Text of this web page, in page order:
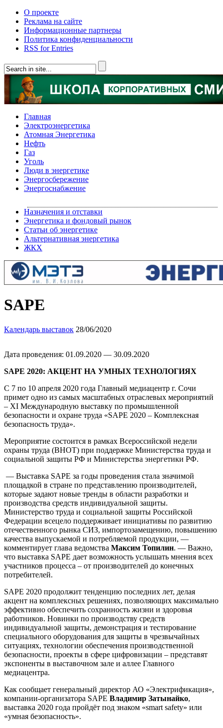
О проекте
Реклама на сайте
Информационные партнеры
Политика конфиденциальности
RSS for Entries
Главная
Электроэнергетика
Атомная Энергетика
Нефть
Газ
Уголь
Люди в энергетике
Энергосбережение
Энергоснабжение
Назначения и отставки
Энергетика и фондовый рынок
Статьи об энергетике
Альтернативная энергетика
ЖКХ
SAPE
Календарь выставок 28/06/2020
Дата проведения: 01.09.2020 — 30.09.2020
SAPE 2020: АКЦЕНТ НА УМНЫХ ТЕХНОЛОГИЯХ
С 7 по 10 апреля 2020 года Главный медиацентр г. Сочи
примет одно из самых масштабных отраслевых мероприятий
– XI Международную выставку по промышленной
безопасности и охране труда «SAPE 2020 – Комплексная
безопасность труда».
Мероприятие состоится в рамках Всероссийской недели
охраны труда (ВНОТ) при поддержке Министерства труда и
социальной защиты РФ и Министерства энергетики РФ.
— Выставка SAPE за годы проведения стала значимой
площадкой в стране по представлению производителей,
которые задают новые тренды в области разработки и
производства средств индивидуальной защиты.
Министерство труда и социальной защиты Российской
Федерации всецело поддерживает инициативы по развитию
отечественного рынка СИЗ, импортозамещению, повышению
качества выпускаемой и потребляемой продукции, —
комментирует глава ведомства Максим Топилин. — Важно,
что выставка SAPE дает возможность услышать мнения всех
участников процесса – от производителей до конечных
потребителей.
SAPE 2020 продолжит тенденцию последних лет, делая
акцент на комплексных решениях, позволяющих максимально
эффективно обеспечить сохранность жизни и здоровья
работников. Новинки по производству средств
индивидуальной защиты, демонстрация и тестирование
специального оборудования для защиты в чрезвычайных
ситуациях, технологии обеспечения производственной
безопасности, проекты в сфере цифровизации – представят
экспоненты в выставочном зале и аллее Главного
медиацентра.
Как сообщает генеральный директор АО «Электрификация»,
компании-организатора SAPE Владимир Затынайко,
выставка 2020 года пройдёт под знаком «smart safety» или
«умная безопасность».